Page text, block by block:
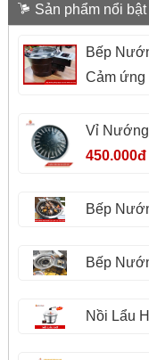
Sản phẩm nổi bật
Bếp
Cảm ứng
Vỉ
450.000đ
Bếp
Bếp
Nồi Lẩu